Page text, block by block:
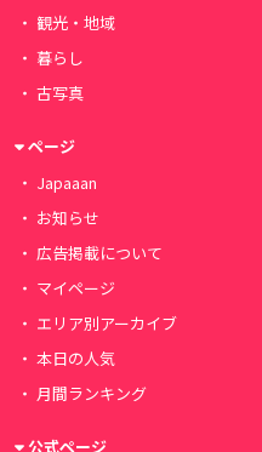
観光・地域
暮らし
古写真
ページ
Japaaan
お知らせ
広告掲載について
マイページ
エリア別アーカイブ
本日の人気
月間ランキング
公式ページ